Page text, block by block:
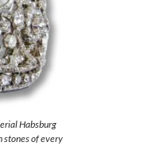
Habsburg
stones of every